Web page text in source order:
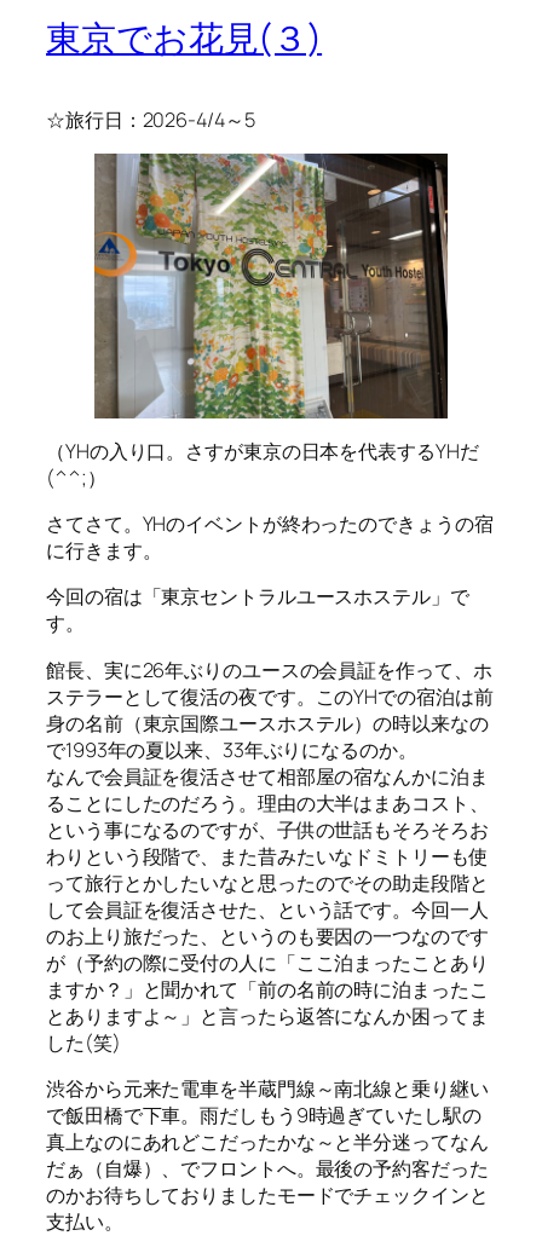
東京でお花見(３)
☆旅行日：2026-4/4～5
（YHの入り口。さすが東京の日本を代表するYHだ
(^^;）
さてさて。YHのイベントが終わったのできょうの宿
に行きます。
今回の宿は「東京セントラルユースホステル」で
す。
館長、実に26年ぶりのユースの会員証を作って、ホ
ステラーとして復活の夜です。このYHでの宿泊は前
身の名前（東京国際ユースホステル）の時以来なの
で1993年の夏以来、33年ぶりになるのか。
なんで会員証を復活させて相部屋の宿なんかに泊ま
ることにしたのだろう。理由の大半はまあコスト、
という事になるのですが、子供の世話もそろそろお
わりという段階で、また昔みたいなドミトリーも使
って旅行とかしたいなと思ったのでその助走段階と
して会員証を復活させた、という話です。今回一人
のお上り旅だった、というのも要因の一つなのです
が（予約の際に受付の人に「ここ泊まったことあり
ますか？」と聞かれて「前の名前の時に泊まったこ
とありますよ～」と言ったら返答になんか困ってま
した(笑)
渋谷から元来た電車を半蔵門線～南北線と乗り継い
で飯田橋で下車。雨だしもう9時過ぎていたし駅の
真上なのにあれどこだったかな～と半分迷ってなん
だぁ（自爆）、でフロントへ。最後の予約客だった
のかお待ちしておりましたモードでチェックインと
支払い。